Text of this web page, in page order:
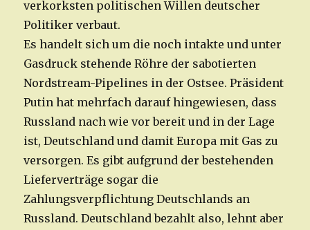
verkorksten politischen Willen deutscher
Politiker verbaut.
Es handelt sich um die noch intakte und unter
Gasdruck stehende Röhre der sabotierten
Nordstream-Pipelines in der Ostsee. Präsident
Putin hat mehrfach darauf hingewiesen, dass
Russland nach wie vor bereit und in der Lage
ist, Deutschland und damit Europa mit Gas zu
versorgen. Es gibt aufgrund der bestehenden
Lieferverträge sogar die
Zahlungsverpflichtung Deutschlands an
Russland. Deutschland bezahlt also, lehnt aber